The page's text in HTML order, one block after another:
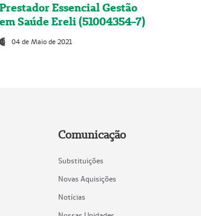
Prestador Essencial Gestão
em Saúde Ereli (51004354-7)
04 de Maio de 2021
Comunicação
Substituições
Novas Aquisições
Notícias